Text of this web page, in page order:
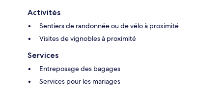
Activités
Sentiers de randonnée ou de vélo à proximité
Visites de vignobles à proximité
Services
Entreposage des bagages
Services pour les mariages